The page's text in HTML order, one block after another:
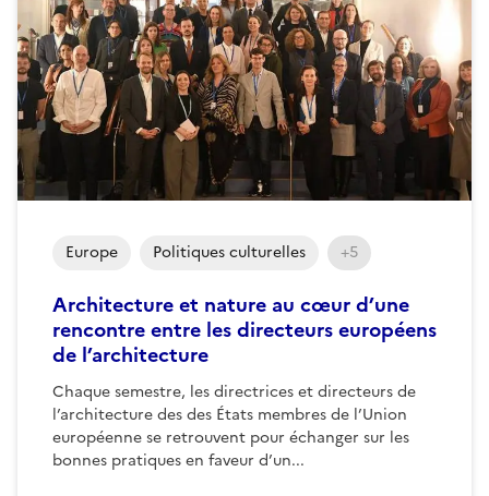
Architecture et nature au cœur d’une
rencontre entre les directeurs européens
de l’architecture
Chaque semestre, les directrices et directeurs de
l’architecture des des États membres de l’Union
européenne se retrouvent pour échanger sur les
bonnes pratiques en faveur d’un...
Europe Politiques culturelles +5